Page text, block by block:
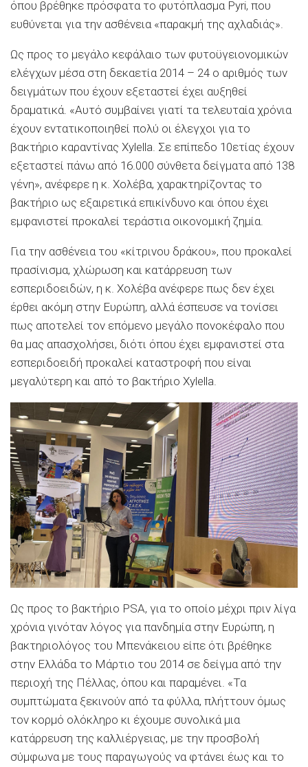
όπου βρέθηκε πρόσφατα το φυτόπλασµα Pyri, που
ευθύνεται για την ασθένεια «παρακµή της αχλαδιάς».
Ως προς το µεγάλο κεφάλαιο των φυτοϋγειονοµικών
ελέγχων µέσα στη δεκαετία 2014 – 24 ο αριθµός των
δειγµάτων που έχουν εξεταστεί έχει αυξηθεί
δραµατικά. «Αυτό συµβαίνει γιατί τα τελευταία χρόνια
έχουν εντατικοποιηθεί πολύ οι έλεγχοι για το
βακτήριο καραντίνας Xylella. Σε επίπεδο 10ετίας έχουν
εξεταστεί πάνω από 16.000 σύνθετα δείγµατα από 138
γένη», ανέφερε η κ. Χολέβα, χαρακτηρίζοντας το
βακτήριο ως εξαιρετικά επικίνδυνο και όπου έχει
εµφανιστεί προκαλεί τεράστια οικονοµική ζηµία.
Για την ασθένεια του «κίτρινου δράκου», που προκαλεί
πρασίνισµα, χλώρωση και κατάρρευση των
εσπεριδοειδών, η κ. Χολέβα ανέφερε πως δεν έχει
έρθει ακόµη στην Ευρώπη, αλλά έσπευσε να τονίσει
πως αποτελεί τον επόµενο µεγάλο πονοκέφαλο που
θα µας απασχολήσει, διότι όπου έχει εµφανιστεί στα
εσπεριδοειδή προκαλεί καταστροφή που είναι
µεγαλύτερη και από το βακτήριο Xylella.
Ως προς το βακτήριο PSA, για το οποίο µέχρι πριν λίγα
χρόνια γινόταν λόγος για πανδηµία στην Ευρώπη, η
βακτηριολόγος του Μπενάκειου είπε ότι βρέθηκε
στην Ελλάδα το Μάρτιο του 2014 σε δείγµα από την
περιοχή της Πέλλας, όπου και παραµένει. «Τα
συµπτώµατα ξεκινούν από τα φύλλα, πλήττουν όµως
τον κορµό ολόκληρο κι έχουµε συνολικά µια
κατάρρευση της καλλιέργειας, µε την προσβολή
σύµφωνα µε τους παραγωγούς να φτάνει έως και το